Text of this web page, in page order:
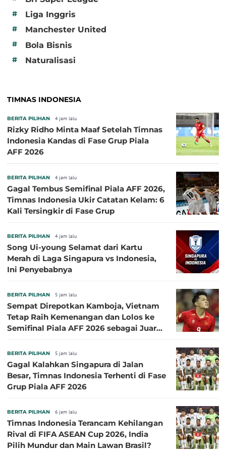
# Liga Inggris
# Manchester United
# Bola Bisnis
# Naturalisasi
TIMNAS INDONESIA
BERITA PILIHAN 4 jam lalu
Rizky Ridho Minta Maaf Setelah Timnas
Indonesia Kandas di Fase Grup Piala
AFF 2026
BERITA PILIHAN 4 jam lalu
Gagal Tembus Semifinal Piala AFF 2026,
Timnas Indonesia Ukir Catatan Kelam: 6
Kali Tersingkir di Fase Grup
BERITA PILIHAN 4 jam lalu
Song Ui-young Selamat dari Kartu
Merah di Laga Singapura vs Indonesia,
Ini Penyebabnya
BERITA PILIHAN 5 jam lalu
Sempat Direpotkan Kamboja, Vietnam
Tetap Raih Kemenangan dan Lolos ke
Semifinal Piala AFF 2026 sebagai Juara
BERITA PILIHAN 5 jam lalu
Gagal Kalahkan Singapura di Jalan
Besar, Timnas Indonesia Terhenti di Fase
Grup Piala AFF 2026
BERITA PILIHAN 6 jam lalu
Timnas Indonesia Terancam Kehilangan
Rival di FIFA ASEAN Cup 2026, India
Pilih Mundur dan Main Lawan Brasil?